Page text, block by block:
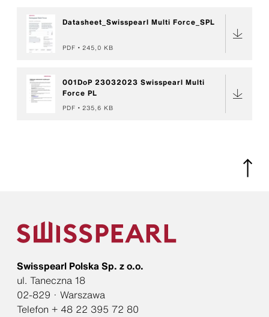
Datasheet_Swisspearl Multi Force_SPL
PDF 245,0 KB
001DoP 23032023 Swisspearl Multi
Force PL
PDF 235,6 KB
Swisspearl Polska Sp. z o.o.
ul. Taneczna 18
02-829 · Warszawa
Telefon + 48 22 395 72 80